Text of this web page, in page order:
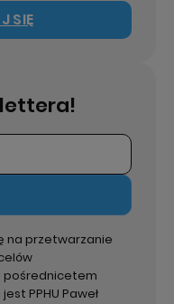
SIĘ
na przetwarzanie
pośrednicetem
PPHU Paweł